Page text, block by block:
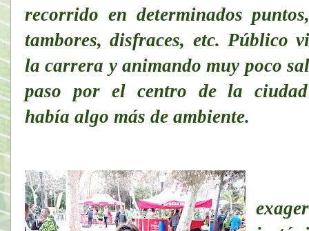
recorrido en determinados
tambores, disfraces, etc. Público
la carrera y animando muy poco
paso por el centro de la
había algo más de ambiente.